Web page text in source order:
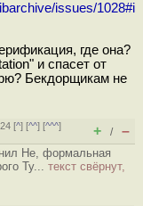
issues/1028#i
где она?
и спасет от
Бекдорщикам не
[^] [^^] [^^^]
+ / –
Не, формальная
Ту... текст свёрнут,